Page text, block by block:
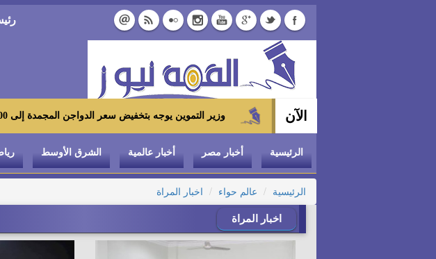
الآن وزير التموين يوجه بتخفيض سعر الدواجن المجمدة إلى 100 جنيه للكيلو بالمجمعات الاستهلاكية ومعارض «أهلاً رمضان»
الرئيسية أخبار مصر أخبار عالمية الشرق الأوسط
الرئيسية عالم حواء اخبار المراة
اخبار المراة